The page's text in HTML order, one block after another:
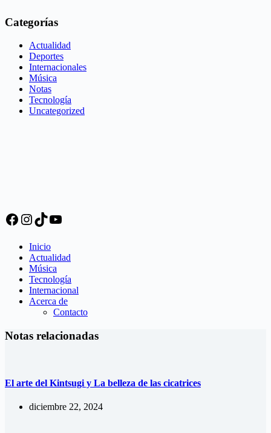
Categorías
Actualidad
Deportes
Internacionales
Música
Notas
Tecnología
Uncategorized
Facebook
Instagram
TikTok
YouTube
Inicio
Actualidad
Música
Tecnología
Internacional
Acerca de
Contacto
Notas relacionadas
El arte del Kintsugi y La belleza de las cicatrices
diciembre 22, 2024